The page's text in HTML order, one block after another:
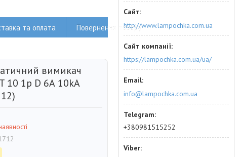
та оплата Повернення товару
вимикач
10 1p D 6А 10kA
http://www.lampochka.com.ua
https://lampochka.com.ua/ua/
info@lampochka.com.ua
+380981515252